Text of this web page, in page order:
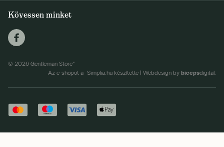
Kövessen minket
© 2026 Gentleman Store"
Az e-shopot a Simplia.hu készítette | Webdesign by bicepsdigital.